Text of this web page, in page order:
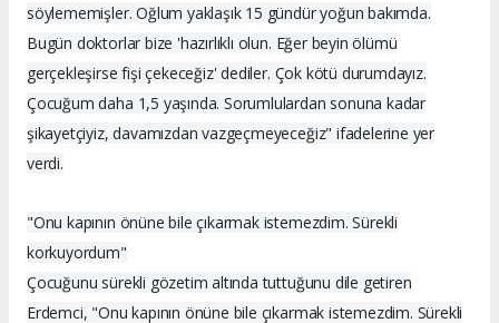
söylememişler. Oğlum yaklaşık 15 gündür yoğun bakımda.
Bugün doktorlar bize 'hazırlıklı olun. Eğer beyin ölümü
gerçekleşirse fişi çekeceğiz' dediler. Çok kötü durumdayız.
Çocuğum daha 1,5 yaşında. Sorumlulardan sonuna kadar
şikayetçiyiz, davamızdan vazgeçmeyeceğiz" ifadelerine yer
verdi.
"Onu kapının önüne bile çıkarmak istemezdim. Sürekli
korkuyordum"
Çocuğunu sürekli gözetim altında tuttuğunu dile getiren
Erdemci, "Onu kapının önüne bile çıkarmak istemezdim. Sürekli